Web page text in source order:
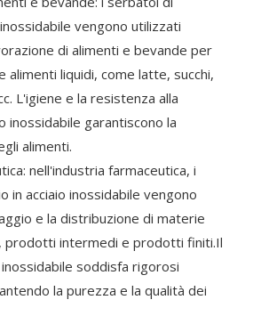
vengono utilizzati
di alimenti e bevande per
liquidi, come latte, succhi,
L'igiene e la resistenza alla
inossidabile garantiscono la
alimenti.
nell'industria farmaceutica, i
in acciaio inossidabile vengono
e la distribuzione di materie
prodotti intermedi e prodotti finiti.Il
soddisfa rigorosi
la purezza e la qualità dei